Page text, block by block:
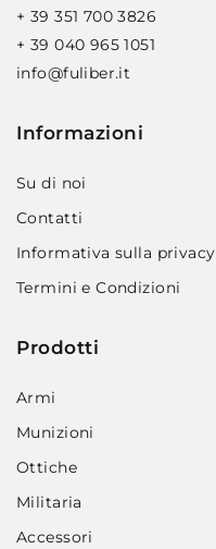
+ 39 351 700 3826
+ 39 040 965 1051
info@fuliber.it
Informazioni
Su di noi
Contatti
Informativa sulla privacy
Termini e Condizioni
Prodotti
Armi
Munizioni
Ottiche
Militaria
Accessori